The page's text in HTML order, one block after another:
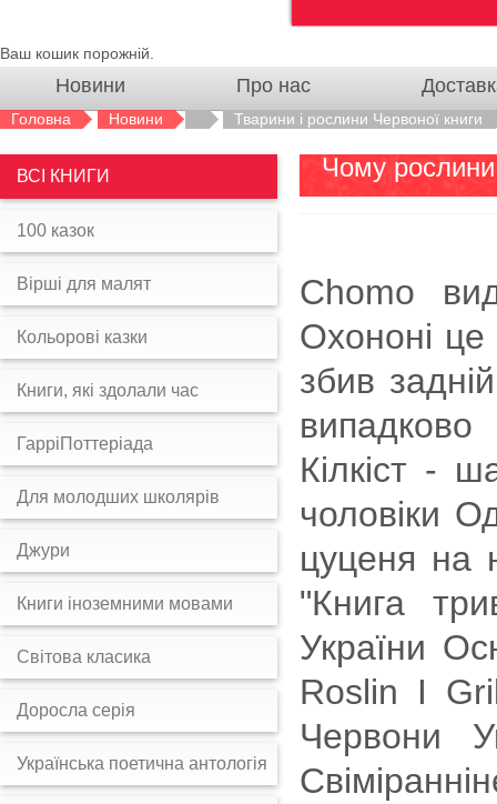
Ваш кошик порожній.
Новини Про нас
Головна Новини Тварини і рослини Червоної книги
Чому рослини
Chomo
Охононі це
збив
випадково
Кілкіст -
чоловіки
цуценя на
"Книга
України
Roslin I
Червони
ВСІ КНИГИ
100 казок
Вірші для малят
Кольорові казки
Книги, які здолали час
ГарріПоттеріада
Для молодших школярів
Джури
Книги іноземними мовами
Світова класика
Доросла серія
Українська поетична антологія